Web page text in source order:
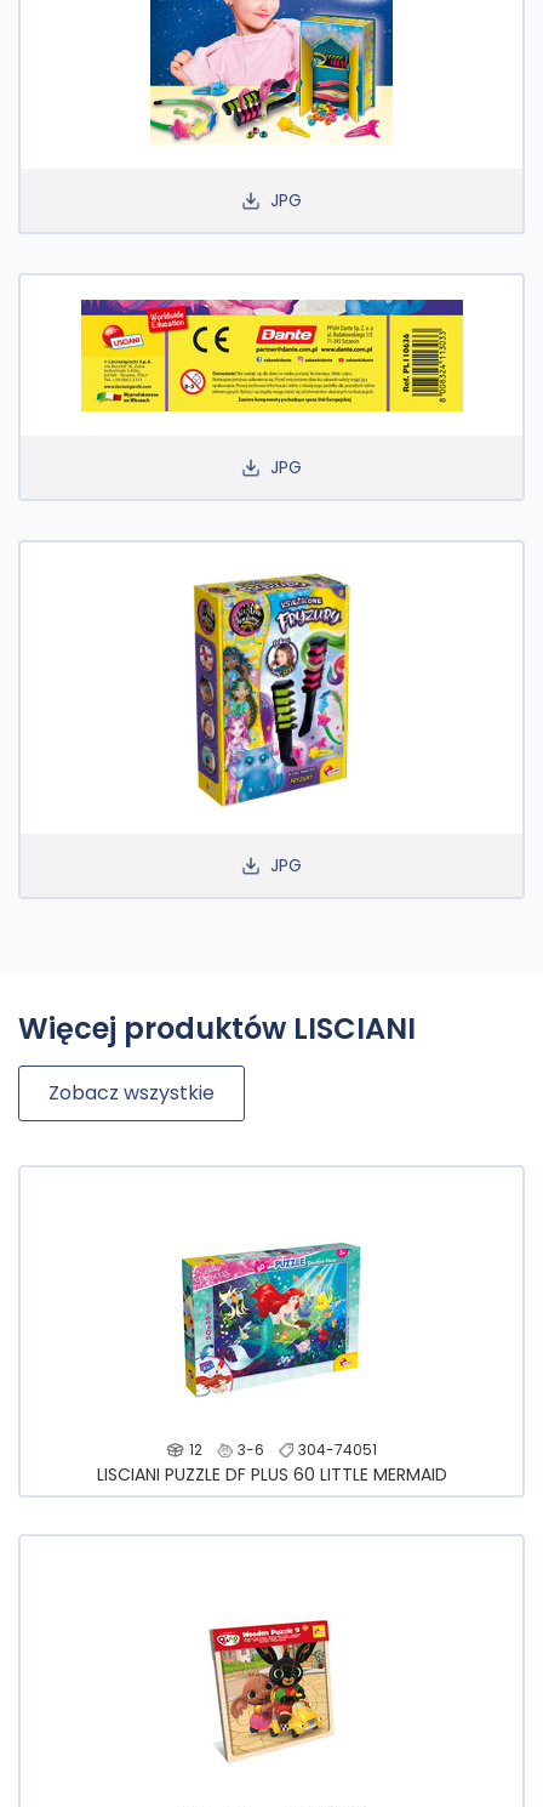
JPG
JPG
JPG
Więcej produktów LISCIANI
Zobacz wszystkie
12 3-6 304-74051
LISCIANI PUZZLE DF PLUS 60 LITTLE MERMAID